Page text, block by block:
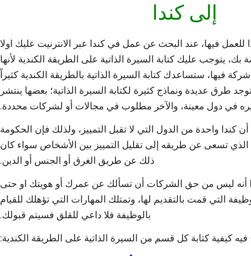
إلى كندا
للعمل فيها، عند البحث عن عمل في كندا عبر الانترنيت عليك اولا
بك، يتوجب عليك كتابة السيرة الذاتية على الطريقة الكندية لأنها
فيها، ستساعدك كتابة السيرة الذاتية بالطريقة الكندية كثيراً
طرق عديدة ونماذج كثيرة لكتابة السيرة الذاتية؛ بعضها ينتشر
في دول معينة، والآخر مطلوب في مجالات أو لشركات محددة.
كندا واحدة من الدول التي لا تقبل التمييز، ولذلك فإن الحكومة
الذي تسعى عن طريقه إلى تقليل التمييز بين الأشخاص سواء كان
ذلك عن طريق الغرق أو الجنس أو الدين.
أنه ليس من حق الشركات أن تسألك عن عمرك أو هويتك او حتى
التي قمت بالتقديم لها، وتمتلك المهارات التي تؤهلك للقيام
بالوظيفة فلا داعي للقلق فسيتم قبولك.
كيفية كتابة كل قسم من السيرة الذاتية على الطريقة الكندية: